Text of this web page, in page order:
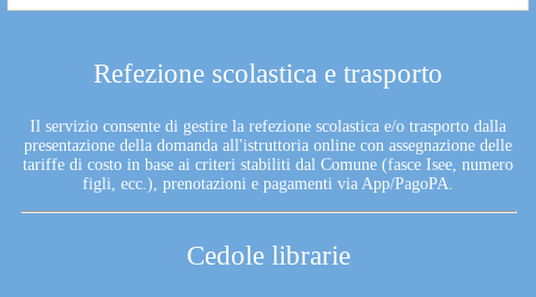
Refezione scolastica e trasporto
Il servizio consente di gestire la refezione scolastica e/o trasporto dalla
presentazione della domanda all'istruttoria online con assegnazione delle
tariffe di costo in base ai criteri stabiliti dal Comune (fasce Isee, numero
figli, ecc.), prenotazioni e pagamenti via App/PagoPA.
Cedole librarie